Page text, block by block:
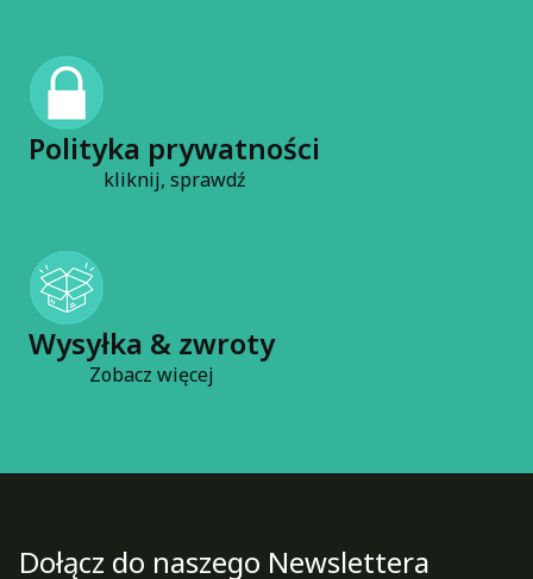
Polityka prywatności
kliknij, sprawdź
Wysyłka & zwroty
Zobacz więcej
Dołącz do naszego Newslettera